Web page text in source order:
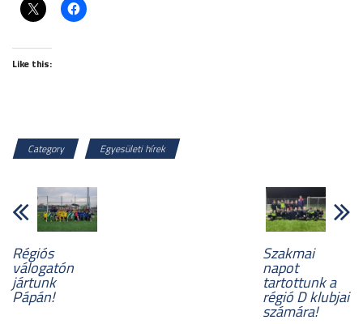
Like this:
Category Egyesületi hírek
Régiós
válogatón
jártunk
Pápán!
Szakmai
napot
tartottunk a
régió D klubjai
számára!